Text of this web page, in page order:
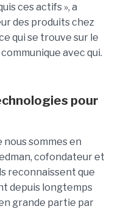
ces actifs », a
des produits chez
qui se trouve sur le
avec qui.
pour
nous sommes en
cofondateur et
reconnaissent que
depuis longtemps
grande partie par